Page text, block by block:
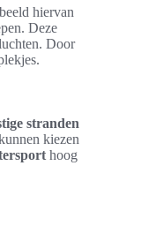
hiervan
Deze
Door
stranden
kiezen
hoog